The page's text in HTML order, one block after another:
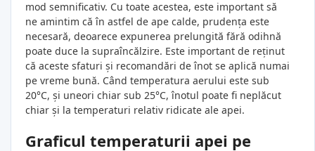
mod semnificativ. Cu toate acestea, este important să
ne amintim că în astfel de ape calde, prudența este
necesară, deoarece expunerea prelungită fără odihnă
poate duce la supraîncălzire. Este important de reținut
că aceste sfaturi și recomandări de înot se aplică numai
pe vreme bună. Când temperatura aerului este sub
20°C, și uneori chiar sub 25°C, înotul poate fi neplăcut
chiar și la temperaturi relativ ridicate ale apei.
Graficul temperaturii apei pe